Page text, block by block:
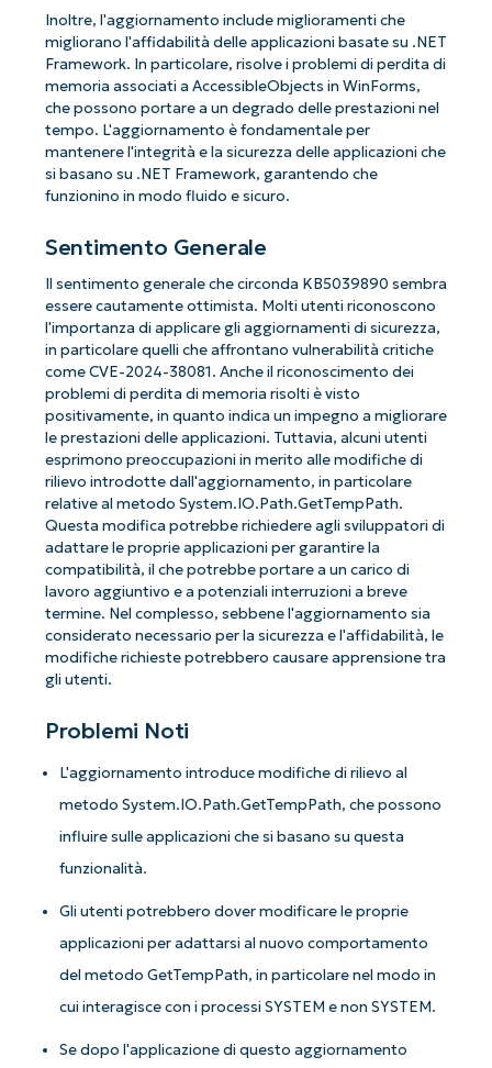
Inoltre, l'aggiornamento include miglioramenti che
migliorano l'affidabilità delle applicazioni basate su .NET
Framework. In particolare, risolve i problemi di perdita di
memoria associati a AccessibleObjects in WinForms,
che possono portare a un degrado delle prestazioni nel
tempo. L'aggiornamento è fondamentale per
mantenere l'integrità e la sicurezza delle applicazioni che
si basano su .NET Framework, garantendo che
funzionino in modo fluido e sicuro.
Sentimento Generale
Il sentimento generale che circonda KB5039890 sembra
essere cautamente ottimista. Molti utenti riconoscono
l'importanza di applicare gli aggiornamenti di sicurezza,
in particolare quelli che affrontano vulnerabilità critiche
come CVE-2024-38081. Anche il riconoscimento dei
problemi di perdita di memoria risolti è visto
positivamente, in quanto indica un impegno a migliorare
le prestazioni delle applicazioni. Tuttavia, alcuni utenti
esprimono preoccupazioni in merito alle modifiche di
rilievo introdotte dall'aggiornamento, in particolare
relative al metodo System.IO.Path.GetTempPath.
Questa modifica potrebbe richiedere agli sviluppatori di
adattare le proprie applicazioni per garantire la
compatibilità, il che potrebbe portare a un carico di
lavoro aggiuntivo e a potenziali interruzioni a breve
termine. Nel complesso, sebbene l'aggiornamento sia
considerato necessario per la sicurezza e l'affidabilità, le
modifiche richieste potrebbero causare apprensione tra
gli utenti.
Problemi Noti
L'aggiornamento introduce modifiche di rilievo al
metodo System.IO.Path.GetTempPath, che possono
influire sulle applicazioni che si basano su questa
funzionalità.
Gli utenti potrebbero dover modificare le proprie
applicazioni per adattarsi al nuovo comportamento
del metodo GetTempPath, in particolare nel modo in
cui interagisce con i processi SYSTEM e non SYSTEM.
Se dopo l'applicazione di questo aggiornamento
Iniziate con le analisi KB guidate
dall'AI di NinjaOne!
Non è richiesta alcuna carta di credito e si ha
First